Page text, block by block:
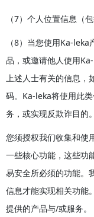
（7）个人位置信息（
（8）当您使用Ka-
品，或邀请他人使用
上述人士有关的信息，
码。Ka-leka将使用此
务，或实现反欺诈目的。
您须授权我们收集和使
一些核心功能，这些功
易安全所必须的功能。
信息才能实现相关功能
提供的产品与/或服务。